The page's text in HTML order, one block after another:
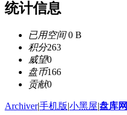
统计信息
已用空间0 B
积分263
威望0
盘币166
贡献0
Archiver|手机版|小黑屋|盘库网